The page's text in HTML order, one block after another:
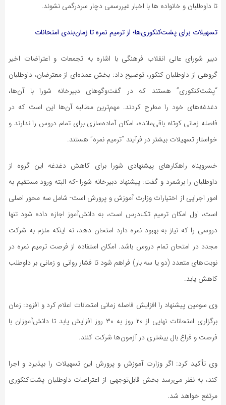
تا داوطلبان و خانواده ها با اخبار غیررسمی دچار سردرگمی نشوند.
تسهیلات برای پشت‌کنکوری‌ها؛ از ترمیم نمره تا زمان‌بندی امتحانات
دبیر شورای عالی انقلاب فرهنگی با اشاره به تجمعات و اعتراضات اخیر
گروهی از داوطلبان کنکور، توضیح داد: بخش عمده‌ای از معترضان، داوطلبان
“پشت‌کنکوری” هستند که در گفت‌وگوهای دبیرخانه شورا با آن‌ها،
دغدغه‌های خود را مطرح کردند. مهم‌ترین مطالبه آن‌ها این است که در
فاصله زمانی کوتاه باقی‌مانده، امکان آماده‌سازی برای تمام دروس را ندارند و
خواستار تسهیلات بیشتر در فرآیند “ترمیم نمره” هستند.
خسروپناه راهکارهای پیشنهادی شورا برای کاهش دغدغه این گروه از
داوطلبان را برشمرد و گفت: پیشنهاد دبیرخانه شورا -که البته ورود مستقیم به
امور اجرایی از اختیارات وزارت آموزش و پرورش است- شامل سه محور اصلی
است، اول امکان ترمیم تک‌درس است، به دانش‌آموز اجازه داده شود تنها
دروسی را که نیاز به بهبود نمره دارد امتحان دهد، نه اینکه ملزم به شرکت
مجدد در امتحان تمام دروس باشد. امکان استفاده از فرصت ترمیم نمره در
نوبت‌های متعدد (دو یا سه بار) فراهم شود تا فشار روانی و زمانی بر داوطلب
کاهش یابد.
وی سومین پیشنهاد را افزایش فاصله زمانی امتحانات اعلام کرد و افزود: زمان
برگزاری امتحانات نهایی از ۲۰ روز به ۳۰ روز افزایش یابد تا دانش‌آموزان با
فرصت و فراغ بال بیشتری در آزمون‌ها شرکت کنند.
وی تأکید کرد: اگر وزارت آموزش و پرورش این تسهیلات را بپذیرد و اجرا
کند، به نظر می‌رسد بخش قابل‌توجهی از اعتراضات داوطلبان پشت‌کنکوری
مرتفع خواهد شد.